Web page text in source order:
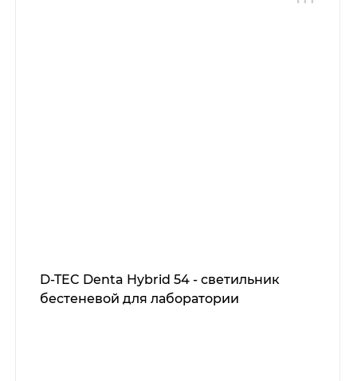
D-TEC Denta Hybrid 54 - светильник
бестеневой для лаборатории